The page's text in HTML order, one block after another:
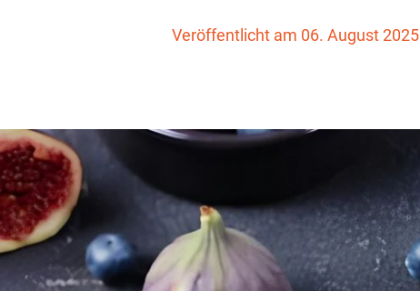
Veröffentlicht am 06. August 2025